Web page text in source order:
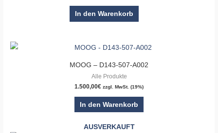
In den Warenkorb
MOOG – D143-507-A002
Alle Produkte
1.500,00€ zzgl. MwSt. (19%)
In den Warenkorb
AUSVERKAUFT